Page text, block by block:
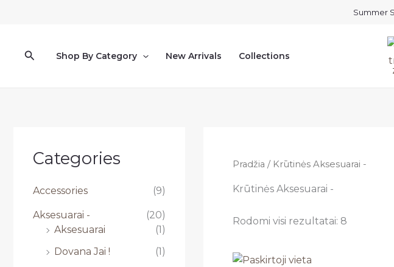
Summer
PaieškaShop By Category New Arrivals Collections
Categories
Accessories (9)
Aksesuarai -
(20)
Aksesuarai
(1)
Dovana Jai !
(1)
Pradžia / Krūtinės Aksesuarai -
Krūtinės Aksesuarai -
Rodomi visi rezultatai: 8